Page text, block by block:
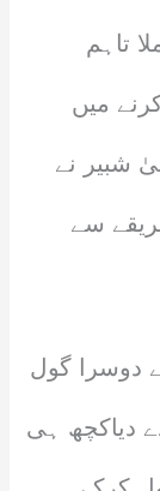
تاہم
میں
شبیر نے
سے
دوسرا گول
دیاکچھ ہی